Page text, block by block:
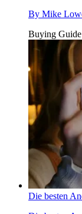
By Mike
Buying Guide
Die besten